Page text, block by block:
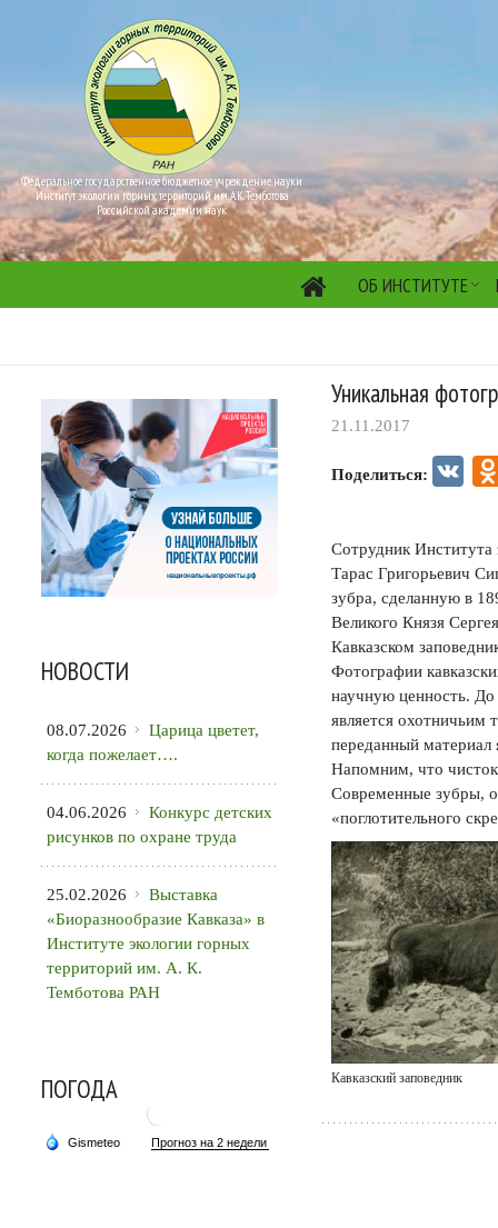
Федеральное государственное бюджетное учреждение науки
Институт экологии горных территорий им. А.К. Темботова
Российской академии наук
ОБ ИНСТИТУТЕ
Уникальная
21.11.2017
Поделиться: VK
Сотрудник
Тарас Григорьевич
зубра, сделанную в
Великого Князя
Кавказском
Фотографии
научную ценность. До
является
переданный материал
Напомним, что
Современные зубры,
«поглотительного
Кавказский заповедник
НОВОСТИ
08.07.2026
Царица цветет,
когда пожелает….
04.06.2026
Конкурс детских
рисунков по охране труда
25.02.2026
Выставка
«Биоразнообразие Кавказа» в
Институте экологии горных
территорий им. А. К.
Темботова РАН
ПОГОДА